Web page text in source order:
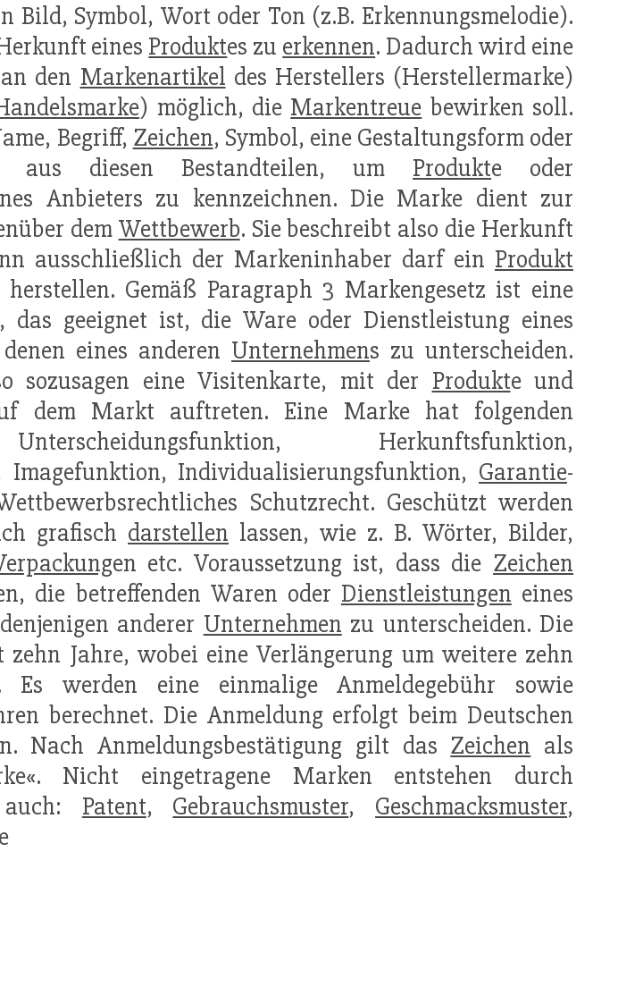
Bild, Symbol, Wort oder Ton (z.B. Erkennungsmelodie).
eines Produktes zu erkennen. Dadurch wird eine
den Markenartikel des Herstellers (Herstellermarke)
) möglich, die Markentreue bewirken soll.
Begriff, Zeichen, Symbol, eine Gestaltungsform oder
aus diesen Bestandteilen, um Produkte oder
Anbieters zu kennzeichnen. Die Marke dient zur
dem Wettbewerb. Sie beschreibt also die Herkunft
ausschließlich der Markeninhaber darf ein Produkt
Gemäß Paragraph 3 Markengesetz ist eine
, das geeignet ist, die Ware oder Dienstleistung eines
eines anderen Unternehmens zu unterscheiden.
sozusagen eine Visitenkarte, mit der Produkte und
dem Markt auftreten. Eine Marke hat folgenden
Herkunftsfunktion,
Imagefunktion, Individualisierungsfunktion, Garantie-
Schutzrecht. Geschützt werden
grafisch darstellen lassen, wie z. B. Wörter, Bilder,
en etc. Voraussetzung ist, dass die Zeichen
die betreffenden Waren oder Dienstleistungen eines
anderer Unternehmen zu unterscheiden. Die
zehn Jahre, wobei eine Verlängerung um weitere zehn
werden eine einmalige Anmeldegebühr sowie
berechnet. Die Anmeldung erfolgt beim Deutschen
Nach Anmeldungsbestätigung gilt das Zeichen als
Nicht eingetragene Marken entstehen durch
Patent, Gebrauchsmuster, Geschmacksmuster,